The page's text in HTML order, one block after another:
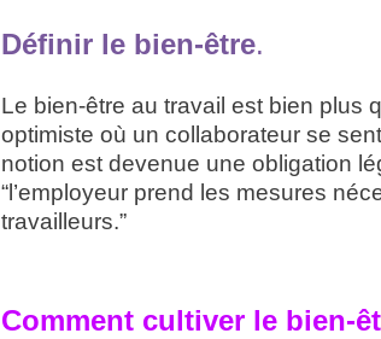
Définir le bien-être.
Le bien-être au travail est bien plus
optimiste où un collaborateur se
notion est devenue une obligation
“l’employeur prend les mesures
travailleurs.”
Comment cultiver le bien-